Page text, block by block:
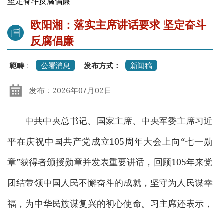
欧阳湘：落实主席讲话要求 坚定奋斗
反腐倡廉
範畴： 公署消息 发布方式： 新闻稿
发布：2026年07月02日
中共中央总书记、国家主席、中央军委主席习近
平在庆祝中国共产党成立105周年大会上向“七一勋
章”获得者颁授勋章并发表重要讲话，回顾105年来党
团结带领中国人民不懈奋斗的成就，坚守为人民谋幸
福，为中华民族谋复兴的初心使命。习主席还表示，